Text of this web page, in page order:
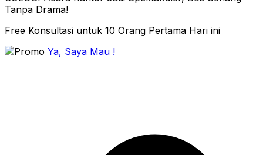
Tanpa Drama!
Free Konsultasi untuk 10 Orang Pertama Hari ini
Ya, Saya Mau !